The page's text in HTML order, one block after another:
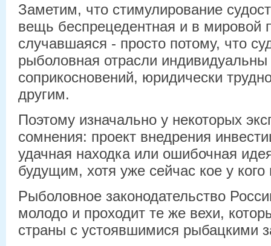
Заметим, что стимулирование
вещь беспрецедентная и в мировой
случавшаяся - просто потому, что
рыболовная отрасли
соприкосновений, юридически
другим.
Поэтому изначально у некоторых
сомнения: проект внедрения
удачная находка или ошибочная
будущим, хотя уже сейчас кое у кого
Рыболовное законодательство
молодо и проходит те же вехи,
страны с устоявшимися рыбацкими